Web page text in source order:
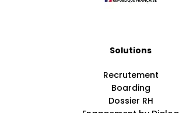
Solutions
Recrutement
Boarding
Dossier RH